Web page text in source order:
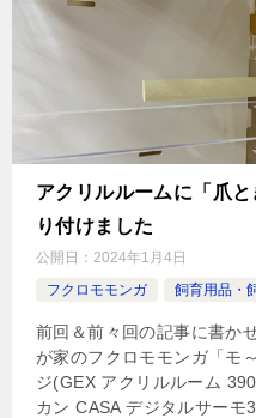
アクリルルームに「爪
り付けました
公開日： 2024年1月4日
フクロモモンガ
飼育用品・
前回＆前々回の記事に書か
が家のフクロモモンガ「モ
ジ(GEX アクリルルーム
カン CASA デジタルサー